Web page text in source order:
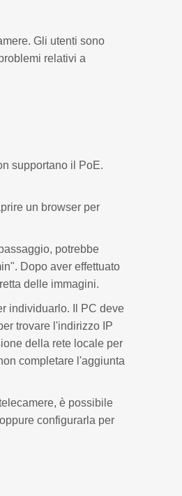
Gli utenti sono
relativi a
supportano il PoE.
un browser per
potrebbe
Dopo aver effettuato
delle immagini.
individuarlo. Il PC deve
trovare l'indirizzo IP
della rete locale per
completare l'aggiunta
è possibile
configurarla per